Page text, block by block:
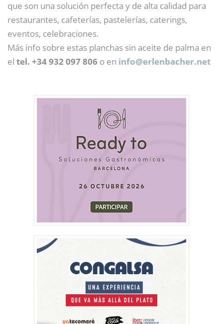
que son una solución perfecta y de alta calidad para
restaurantes, cafeterías, pastelerías, caterings,
eventos, celebraciones.
Más info sobre estas planchas sin aceite de palma en
el tel. +34 932 097 806 o en info@erlenbacher.net